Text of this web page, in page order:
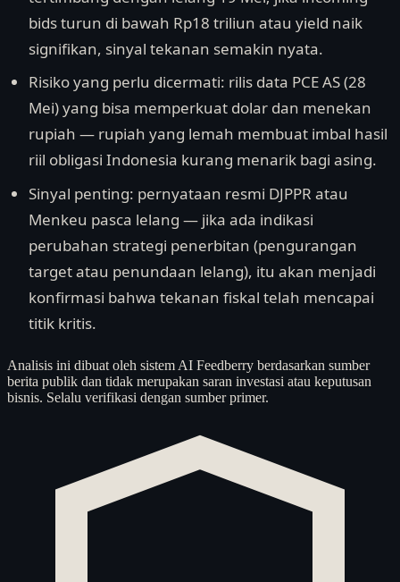
bids turun di bawah Rp18 triliun atau yield naik
signifikan, sinyal tekanan semakin nyata.
Risiko yang perlu dicermati: rilis data PCE AS (28
Mei) yang bisa memperkuat dolar dan menekan
rupiah — rupiah yang lemah membuat imbal hasil
riil obligasi Indonesia kurang menarik bagi asing.
Sinyal penting: pernyataan resmi DJPPR atau
Menkeu pasca lelang — jika ada indikasi
perubahan strategi penerbitan (pengurangan
target atau penundaan lelang), itu akan menjadi
konfirmasi bahwa tekanan fiskal telah mencapai
titik kritis.
Analisis ini dibuat oleh sistem AI Feedberry berdasarkan sumber
berita publik dan tidak merupakan saran investasi atau keputusan
bisnis. Selalu verifikasi dengan sumber primer.